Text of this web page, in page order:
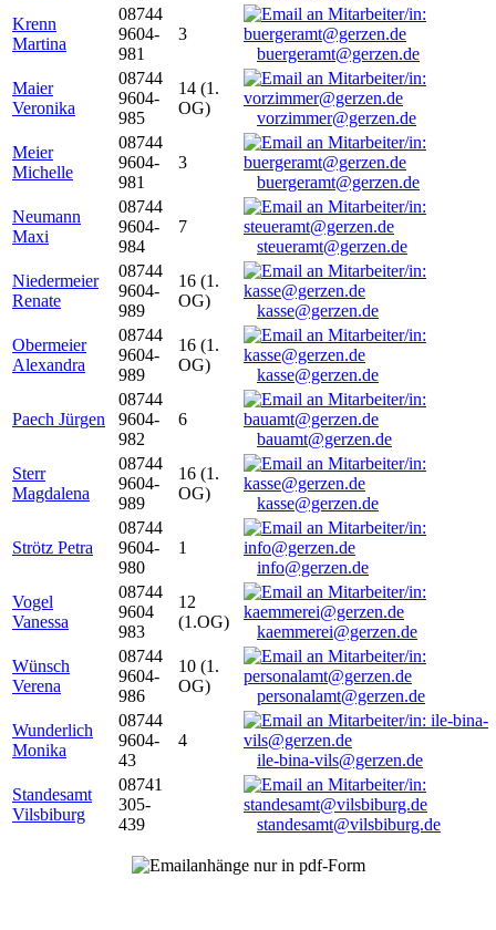
Krenn
Martina
08744
9604-
981
3
buergeramt@gerzen.de
Maier
Veronika
08744
9604-
985
14 (1.
OG)
vorzimmer@gerzen.de
Meier
Michelle
08744
9604-
981
3
buergeramt@gerzen.de
Neumann
Maxi
08744
9604-
984
7
steueramt@gerzen.de
Niedermeier
Renate
08744
9604-
989
16 (1.
OG)
kasse@gerzen.de
Obermeier
Alexandra
08744
9604-
989
16 (1.
OG)
kasse@gerzen.de
Paech Jürgen
08744
9604-
982
6
bauamt@gerzen.de
Sterr
Magdalena
08744
9604-
989
16 (1.
OG)
kasse@gerzen.de
Strötz Petra
08744
9604-
980
1
info@gerzen.de
Vogel
Vanessa
08744
9604
983
12
(1.OG)
kaemmerei@gerzen.de
Wünsch
Verena
08744
9604-
986
10 (1.
OG)
personalamt@gerzen.de
Wunderlich
Monika
08744
9604-
43
4
ile-bina-vils@gerzen.de
Standesamt
Vilsbiburg
08741
305-
439
standesamt@vilsbiburg.de